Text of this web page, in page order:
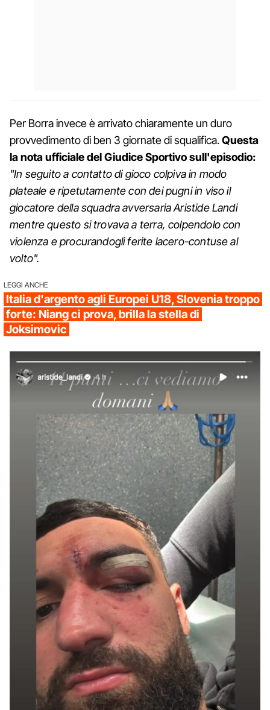
Per Borra invece è arrivato chiaramente un duro
provvedimento di ben 3 giornate di squalifica.Questa
la nota ufficiale del Giudice Sportivo sull'episodio:
"In seguito a contatto di gioco colpiva in modo
plateale e ripetutamente con dei pugni in viso il
giocatore della squadra avversaria Aristide Landi
mentre questo si trovava a terra, colpendolo con
violenza e procurandogli ferite lacero-contuse al
volto".
LEGGI ANCHE
Italia d'argento agli Europei U18, Slovenia troppo
forte: Niang ci prova, brilla la stella di
Joksimovic